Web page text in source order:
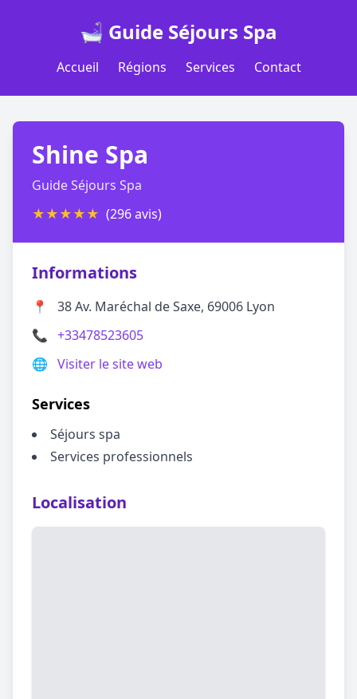
🛁 Guide Séjours Spa
Accueil Régions Services Contact
Shine Spa
Guide Séjours Spa
★★★★★ (296 avis)
Informations
📍
38 Av. Maréchal de Saxe, 69006 Lyon
📞 +33478523605
🌐 Visiter le site web
Services
Séjours spa
Services professionnels
Localisation